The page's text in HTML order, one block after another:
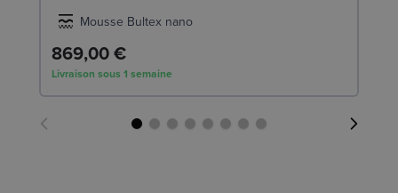
Mousse Bultex nano
869,00 €
Livraison sous 1 semaine